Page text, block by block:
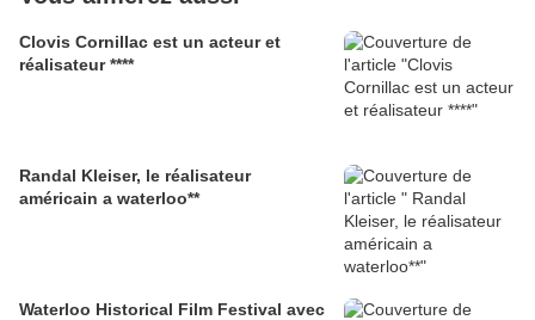
Clovis Cornillac est un acteur et
réalisateur ****
Randal Kleiser, le réalisateur
américain a waterloo**
Waterloo Historical Film Festival avec